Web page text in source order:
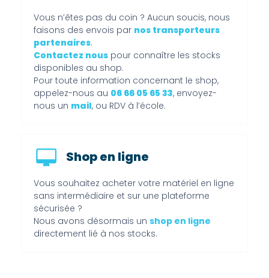
Vous n’êtes pas du coin ? Aucun soucis, nous
faisons des envois par nos transporteurs
partenaires.
Contactez nous pour connaître les stocks
disponibles au shop.
Pour toute information concernant le shop,
appelez-nous au 06 66 05 65 33, envoyez-
nous un mail, ou RDV à l’école.
Shop en ligne
Vous souhaitez acheter votre matériel en ligne
sans intermédiaire et sur une plateforme
sécurisée ?
Nous avons désormais unshop en ligne
directement lié à nos stocks.